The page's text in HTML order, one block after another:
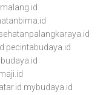
pecintabudaya.id
mybudaya.id